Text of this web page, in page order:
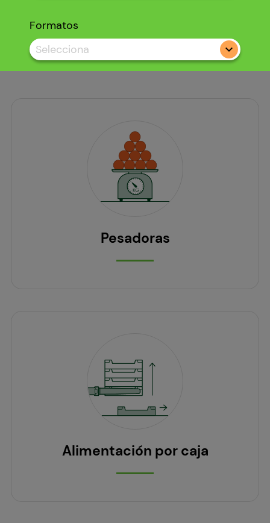
Formatos
Selecciona
Pesadoras
Alimentación por caja